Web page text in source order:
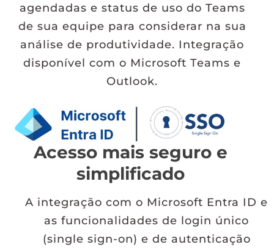
agendadas e status de uso do Teams
de sua equipe para considerar na sua
análise de produtividade. Integração
disponível com o Microsoft Teams e
Outlook.
Acesso mais seguro e
simplificado
A integração com o Microsoft Entra ID e
as funcionalidades de login único
(single sign-on) e de autenticação